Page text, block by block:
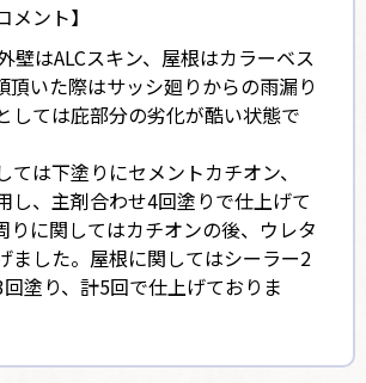
メント】
壁はALCスキン、屋根はカラーベス
頂いた際はサッシ廻りからの雨漏り
しては庇部分の劣化が酷い状態で
ては下塗りにセメントカチオン、
し、主剤合わせ4回塗りで仕上げて
りに関してはカチオンの後、ウレタ
ました。屋根に関してはシーラー2
塗り、計5回で仕上げておりま